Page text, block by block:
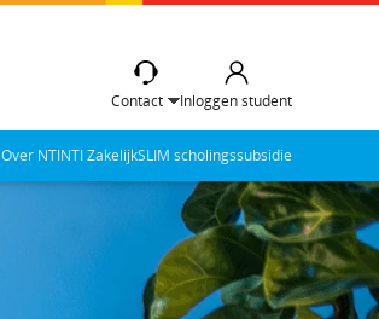
Contact Inloggen student
Over NTINTI ZakelijkSLIM scholingssubsidie